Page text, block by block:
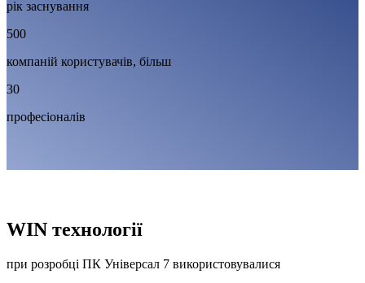
рік заснування
500
компаній користувачів, більш
30
професіоналів
WIN технології
при розробці ПК Універсал 7 використовувалися